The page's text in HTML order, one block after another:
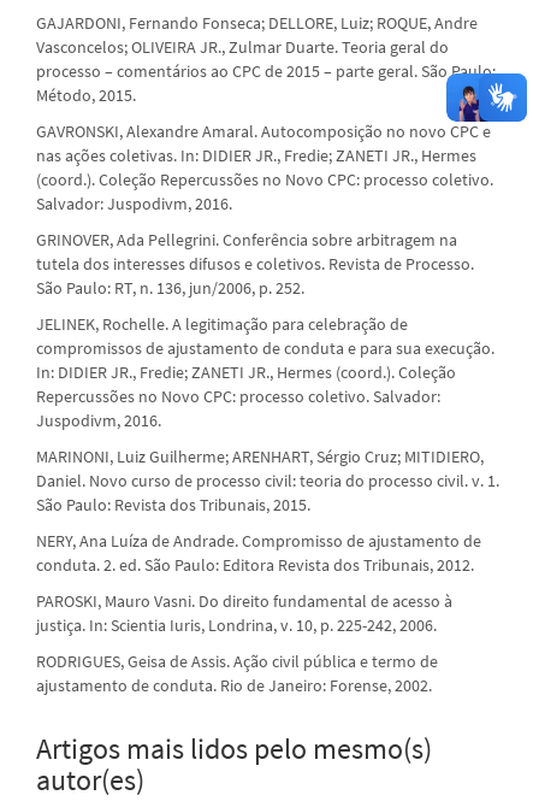
GAJARDONI, Fernando Fonseca; DELLORE, Luiz; ROQUE, Andre
Vasconcelos; OLIVEIRA JR., Zulmar Duarte. Teoria geral do
processo – comentários ao CPC de 2015 – parte geral. São Paulo:
Método, 2015.
GAVRONSKI, Alexandre Amaral. Autocomposição no novo CPC e
nas ações coletivas. In: DIDIER JR., Fredie; ZANETI JR., Hermes
(coord.). Coleção Repercussões no Novo CPC: processo coletivo.
Salvador: Juspodivm, 2016.
GRINOVER, Ada Pellegrini. Conferência sobre arbitragem na
tutela dos interesses difusos e coletivos. Revista de Processo.
São Paulo: RT, n. 136, jun/2006, p. 252.
JELINEK, Rochelle. A legitimação para celebração de
compromissos de ajustamento de conduta e para sua execução.
In: DIDIER JR., Fredie; ZANETI JR., Hermes (coord.). Coleção
Repercussões no Novo CPC: processo coletivo. Salvador:
Juspodivm, 2016.
MARINONI, Luiz Guilherme; ARENHART, Sérgio Cruz; MITIDIERO,
Daniel. Novo curso de processo civil: teoria do processo civil. v. 1.
São Paulo: Revista dos Tribunais, 2015.
NERY, Ana Luíza de Andrade. Compromisso de ajustamento de
conduta. 2. ed. São Paulo: Editora Revista dos Tribunais, 2012.
PAROSKI, Mauro Vasni. Do direito fundamental de acesso à
justiça. In: Scientia Iuris, Londrina, v. 10, p. 225-242, 2006.
RODRIGUES, Geisa de Assis. Ação civil pública e termo de
ajustamento de conduta. Rio de Janeiro: Forense, 2002.
Artigos mais lidos pelo mesmo(s)
autor(es)